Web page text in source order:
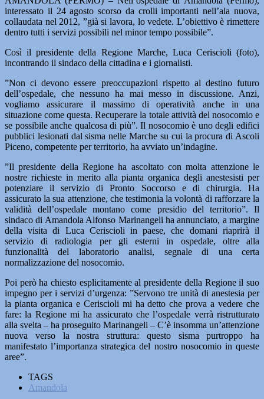
interessato il 24 agosto scorso da crolli importanti nell’ala nuova,
collaudata nel 2012, ”già si lavora, lo vedete. L’obiettivo è rimettere
dentro tutti i servizi possibili nel minor tempo possibile”.
Così il presidente della Regione Marche, Luca Ceriscioli (foto),
incontrando il sindaco della cittadina e i giornalisti.
”Non ci devono essere preoccupazioni rispetto al destino futuro
dell’ospedale, che nessuno ha mai messo in discussione. Anzi,
vogliamo assicurare il massimo di operatività anche in una
situazione come questa. Recuperare la totale attività del nosocomio e
se possibile anche qualcosa di più”. Il nosocomio è uno degli edifici
pubblici lesionati dal sisma nelle Marche su cui la procura di Ascoli
Piceno, competente per territorio, ha avviato un’indagine.
”Il presidente della Regione ha ascoltato con molta attenzione le
nostre richieste in merito alla pianta organica degli anestesisti per
potenziare il servizio di Pronto Soccorso e di chirurgia. Ha
assicurato la sua attenzione, che testimonia la volontà di rafforzare la
validità dell’ospedale montano come presidio del territorio”. Il
sindaco di Amandola Alfonso Marinangeli ha annunciato, a margine
della visita di Luca Ceriscioli in paese, che domani riaprirà il
servizio di radiologia per gli esterni in ospedale, oltre alla
funzionalità del laboratorio analisi, segnale di una certa
normalizzazione del nosocomio.
Poi però ha chiesto esplicitamente al presidente della Regione il suo
impegno per i servizi d’urgenza: ”Servono tre unità di anestesia per
la pianta organica e Ceriscioli mi ha detto che prova a vedere che
fare: la Regione mi ha assicurato che l’ospedale verrà ristrutturato
alla svelta – ha proseguito Marinangeli – C’è insomma un’attenzione
nuova verso la nostra struttura: questo sisma purtroppo ha
manifestato l’importanza strategica del nostro nosocomio in queste
aree”.
TAGS
Amandola